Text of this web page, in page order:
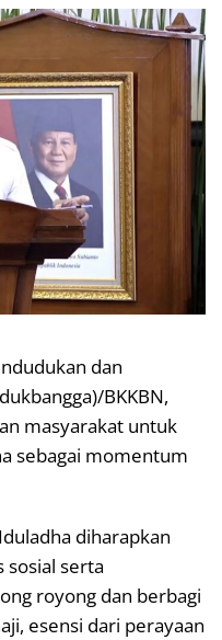
dan
BKKBN,
masyarakat untuk
sebagai momentum
diharapkan
serta
royong dan berbagi
esensi dari perayaan